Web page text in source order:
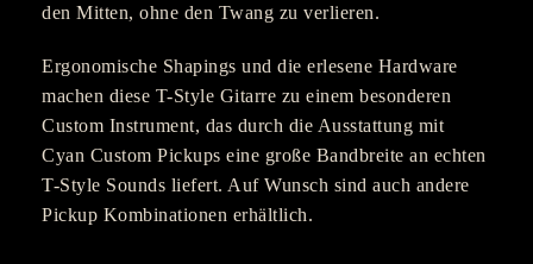
den Mitten, ohne den Twang zu verlieren.
Ergonomische Shapings und die erlesene Hardware
machen diese T-Style Gitarre zu einem besonderen
Custom Instrument, das durch die Ausstattung mit
Cyan Custom Pickups eine große Bandbreite an echten
T-Style Sounds liefert. Auf Wunsch sind auch andere
Pickup Kombinationen erhältlich.